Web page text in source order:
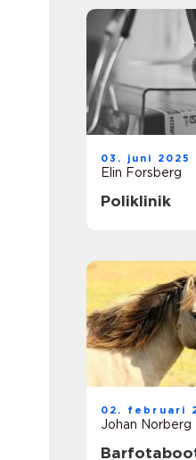
03. juni 2025
Elin Forsberg
Poliklinik
02. februari
Johan Norberg